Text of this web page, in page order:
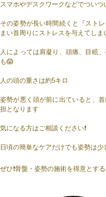
スマホやデスクワークなどでついつ
その姿勢が長い時間続くと『スト
まい首周りにストレスを与えてしま
人によっては肩凝り、頭痛、目眩
も😱
人の頭の重さは約5キロ
姿勢が悪く頭が前に出ていると、
担となります
気になる方はご相談ください❗
日頃の簡単なケアだけでも姿勢は
ぜひ❗骨盤・姿勢の施術を得意とす